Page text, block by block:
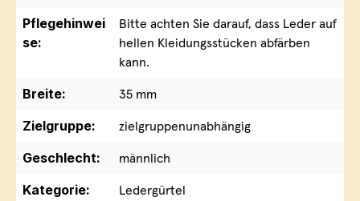
Pflegehinwei
se:
Bitte achten Sie darauf, dass Leder auf
hellen Kleidungsstücken abfärben
kann.
Breite:
35 mm
Zielgruppe:
zielgruppenunabhängig
Geschlecht:
männlich
Kategorie:
Ledergürtel